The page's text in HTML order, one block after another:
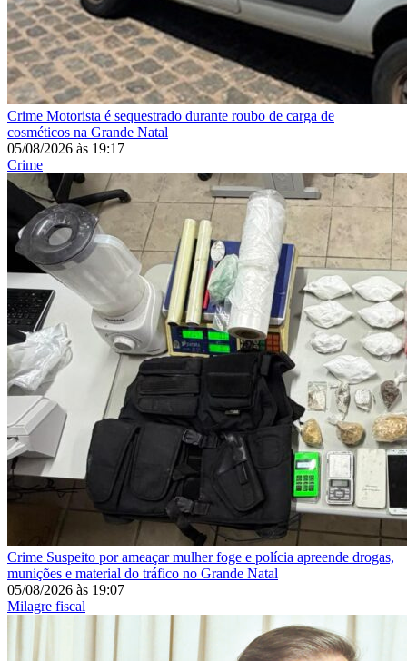
Crime Motorista é sequestrado durante roubo de carga de
cosméticos na Grande Natal
05/08/2026 às 19:17
Crime
Crime Suspeito por ameaçar mulher foge e polícia apreende drogas,
munições e material do tráfico no Grande Natal
05/08/2026 às 19:07
Milagre fiscal